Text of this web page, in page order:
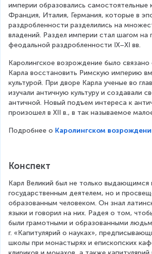
империи образовались самостоятельные
Франция, Италия, Германия, которые в
раздробленности разделились на
владений. Раздел империи стал шагом на
феодальной раздробленности IX–XI вв.
Каролингское возрождение было
Карла восстановить Римскую империю
культурой. При дворе Карла ученые во
изучали античную культуру и создавали
античной. Новый подъем интереса к
произошел в XII в., в так называемое
Подробнее о Каролингском
Конспект
Карл Великий был не только выдающимся
государственным деятелем, но и
образованным человеком. Он знал
языки и говорил на них. Радея о том,
были грамотными и образованными
г. «Капитулярий о науках»,
школы при монастырях и епископских